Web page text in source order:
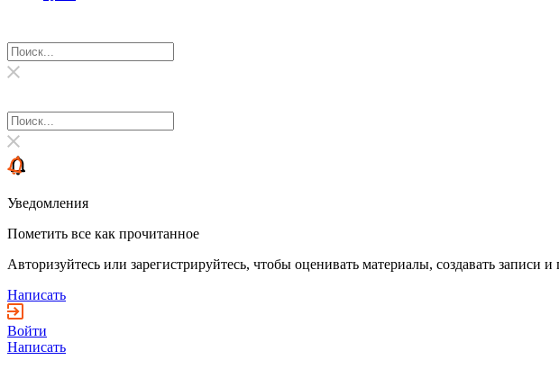
Уведомления
Пометить все как прочитанное
Авторизуйтесь или зарегистрируйтесь, чтобы оценивать материалы, создавать записи
Написать
Войти
Написать